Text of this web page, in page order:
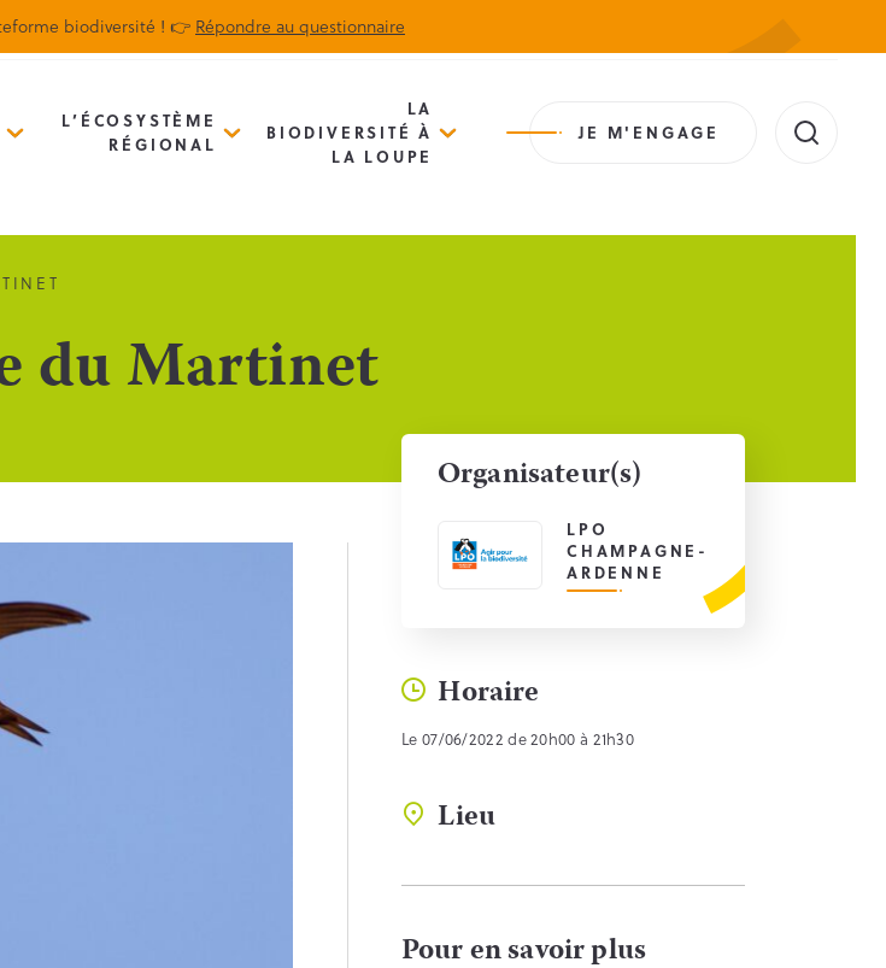
biodiversité ! 👉 Répondre au questionnaire
Biodiv’Map Newsletter Actualités
L’ÉCOSYSTÈME
RÉGIONAL
LA
BIODIVERSITÉ À
LA LOUPE
JE M'ENGAGE
du Martinet
Organisateur(s)
LPO
CHAMPAGNE-
ARDENNE
Horaire
Le 07/06/2022 de 20h00 à 21h30
Lieu
Pour en savoir plus